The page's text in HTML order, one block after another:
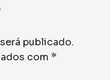
publicado.
com*